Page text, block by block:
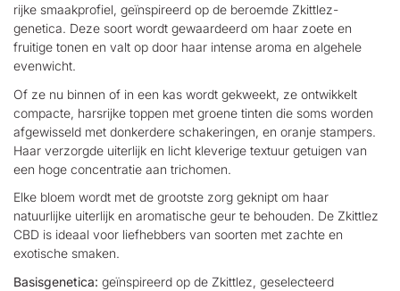
rijke smaakprofiel, geïnspireerd op de beroemde Zkittlez-
genetica. Deze soort wordt gewaardeerd om haar zoete en
fruitige tonen en valt op door haar intense aroma en algehele
evenwicht.
Of ze nu binnen of in een kas wordt gekweekt, ze ontwikkelt
compacte, harsrijke toppen met groene tinten die soms worden
afgewisseld met donkerdere schakeringen, en oranje stampers.
Haar verzorgde uiterlijk en licht kleverige textuur getuigen van
een hoge concentratie aan trichomen.
Elke bloem wordt met de grootste zorg geknipt om haar
natuurlijke uiterlijk en aromatische geur te behouden. De Zkittlez
CBD is ideaal voor liefhebbers van soorten met zachte en
exotische smaken.
Basisgenetica: geïnspireerd op de Zkittlez, geselecteerd